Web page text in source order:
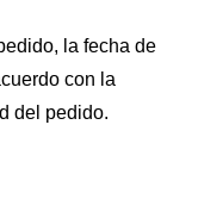
la fecha de
con la
del pedido.